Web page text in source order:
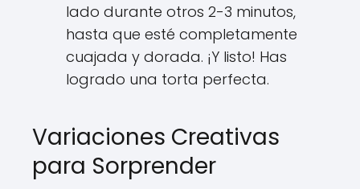
lado durante otros 2-3 minutos,
hasta que esté completamente
cuajada y dorada. ¡Y listo! Has
logrado una torta perfecta.
Variaciones Creativas
para Sorprender